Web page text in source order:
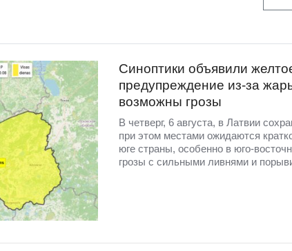
Синоптики объявили
предупреждение из-за
возможны грозы
В четверг, 6 августа, в Латвии
при этом местами ожидаются
юге страны, особенно в юго-
грозы с сильными ливнями и